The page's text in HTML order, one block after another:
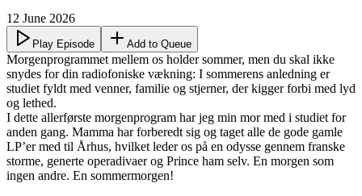
12 June 2026
Play Episode Add to Queue
Morgenprogrammet mellem os holder sommer, men du skal ikke
snydes for din radiofoniske vækning: I sommerens anledning er
studiet fyldt med venner, familie og stjerner, der kigger forbi med lyd
og lethed.
I dette allerførste morgenprogram har jeg min mor med i studiet for
anden gang. Mamma har forberedt sig og taget alle de gode gamle
LP’er med til Århus, hvilket leder os på en odysse gennem franske
storme, generte operadivaer og Prince ham selv. En morgen som
ingen andre. En sommermorgen!